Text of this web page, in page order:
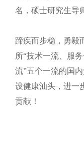
名，硕士研究生导
蹄疾而步稳，勇毅
所“技术一流、服
流”五个一流的国
设健康汕头，进一
贡献！